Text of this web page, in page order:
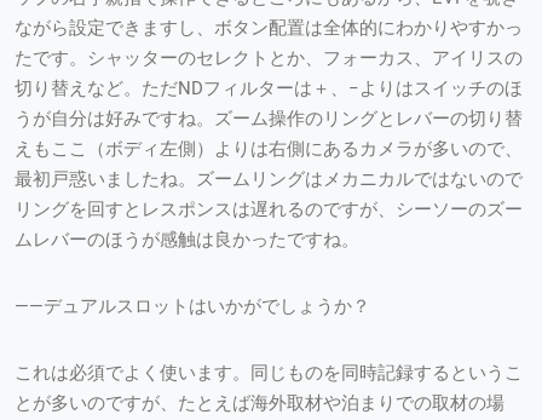
ながら設定できますし、ボタン配置は全体的にわかりやすかっ
たです。シャッターのセレクトとか、フォーカス、アイリスの
切り替えなど。ただNDフィルターは＋、−よりはスイッチのほ
うが自分は好みですね。ズーム操作のリングとレバーの切り替
えもここ（ボディ左側）よりは右側にあるカメラが多いので、
最初戸惑いましたね。ズームリングはメカニカルではないので
リングを回すとレスポンスは遅れるのですが、シーソーのズー
ムレバーのほうが感触は良かったですね。
——デュアルスロットはいかがでしょうか？
これは必須でよく使います。同じものを同時記録するというこ
とが多いのですが、たとえば海外取材や泊まりでの取材の場